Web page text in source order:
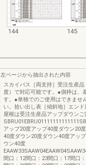
144 145
左ページから抽出された内容
スカイパス［両支持］受注生産
度）で対応可能です。●側枠は、
す。●単独でのご使用はできませ
い。拾い出し表［傾斜地］エン
屋根は受注生産品アップダウンご
アップ20度アップ40度ダウン20
40度ダウン20度ダウン40度アッ
ウン40度
間口：12間口：23間口：17間口